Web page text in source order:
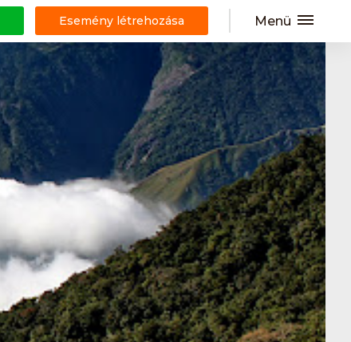
Esemény létrehozása Menü